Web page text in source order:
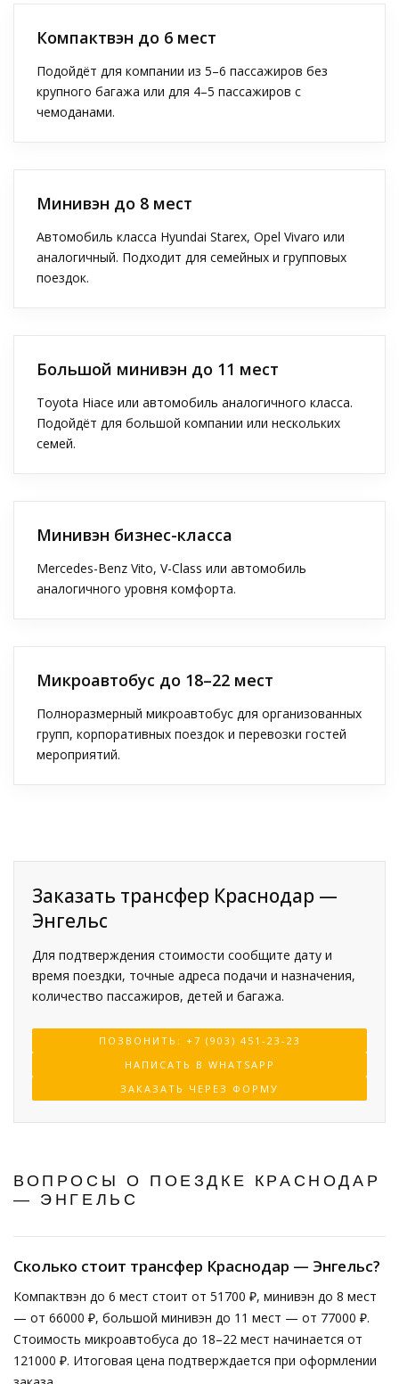
Компактвэн до 6 мест
Подойдёт для компании из 5–6 пассажиров без
крупного багажа или для 4–5 пассажиров с
чемоданами.
Минивэн до 8 мест
Автомобиль класса Hyundai Starex, Opel Vivaro или
аналогичный. Подходит для семейных и групповых
поездок.
Большой минивэн до 11 мест
Toyota Hiace или автомобиль аналогичного класса.
Подойдёт для большой компании или нескольких
семей.
Минивэн бизнес-класса
Mercedes-Benz Vito, V-Class или автомобиль
аналогичного уровня комфорта.
Микроавтобус до 18–22 мест
Полноразмерный микроавтобус для организованных
групп, корпоративных поездок и перевозки гостей
мероприятий.
Заказать трансфер Краснодар —
Энгельс
Для подтверждения стоимости сообщите дату и
время поездки, точные адреса подачи и назначения,
количество пассажиров, детей и багажа.
ПОЗВОНИТЬ: +7 (903) 451-23-23
НАПИСАТЬ В WHATSAPP
ЗАКАЗАТЬ ЧЕРЕЗ ФОРМУ
ВОПРОСЫ О ПОЕЗДКЕ КРАСНОДАР
— ЭНГЕЛЬС
Сколько стоит трансфер Краснодар — Энгельс?
Компактвэн до 6 мест стоит от 51700 ₽, минивэн до 8 мест
— от 66000 ₽, большой минивэн до 11 мест — от 77000 ₽.
Стоимость микроавтобуса до 18–22 мест начинается от
121000 ₽. Итоговая цена подтверждается при оформлении